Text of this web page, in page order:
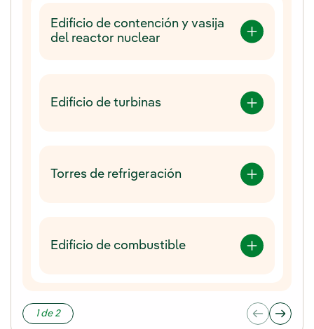
Edificio de contención y vasija
del reactor nuclear
Edificio de turbinas
Torres de refrigeración
Edificio de combustible
1 de 2